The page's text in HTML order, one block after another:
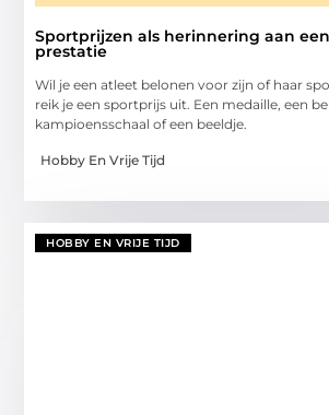
Sportprijzen als herinnering aan
prestatie
Wil je een atleet belonen voor zijn of haar
reik je een sportprijs uit. Een medaille, een
kampioensschaal of een beeldje.
Hobby En Vrije Tijd
HOBBY EN VRIJE TIJD